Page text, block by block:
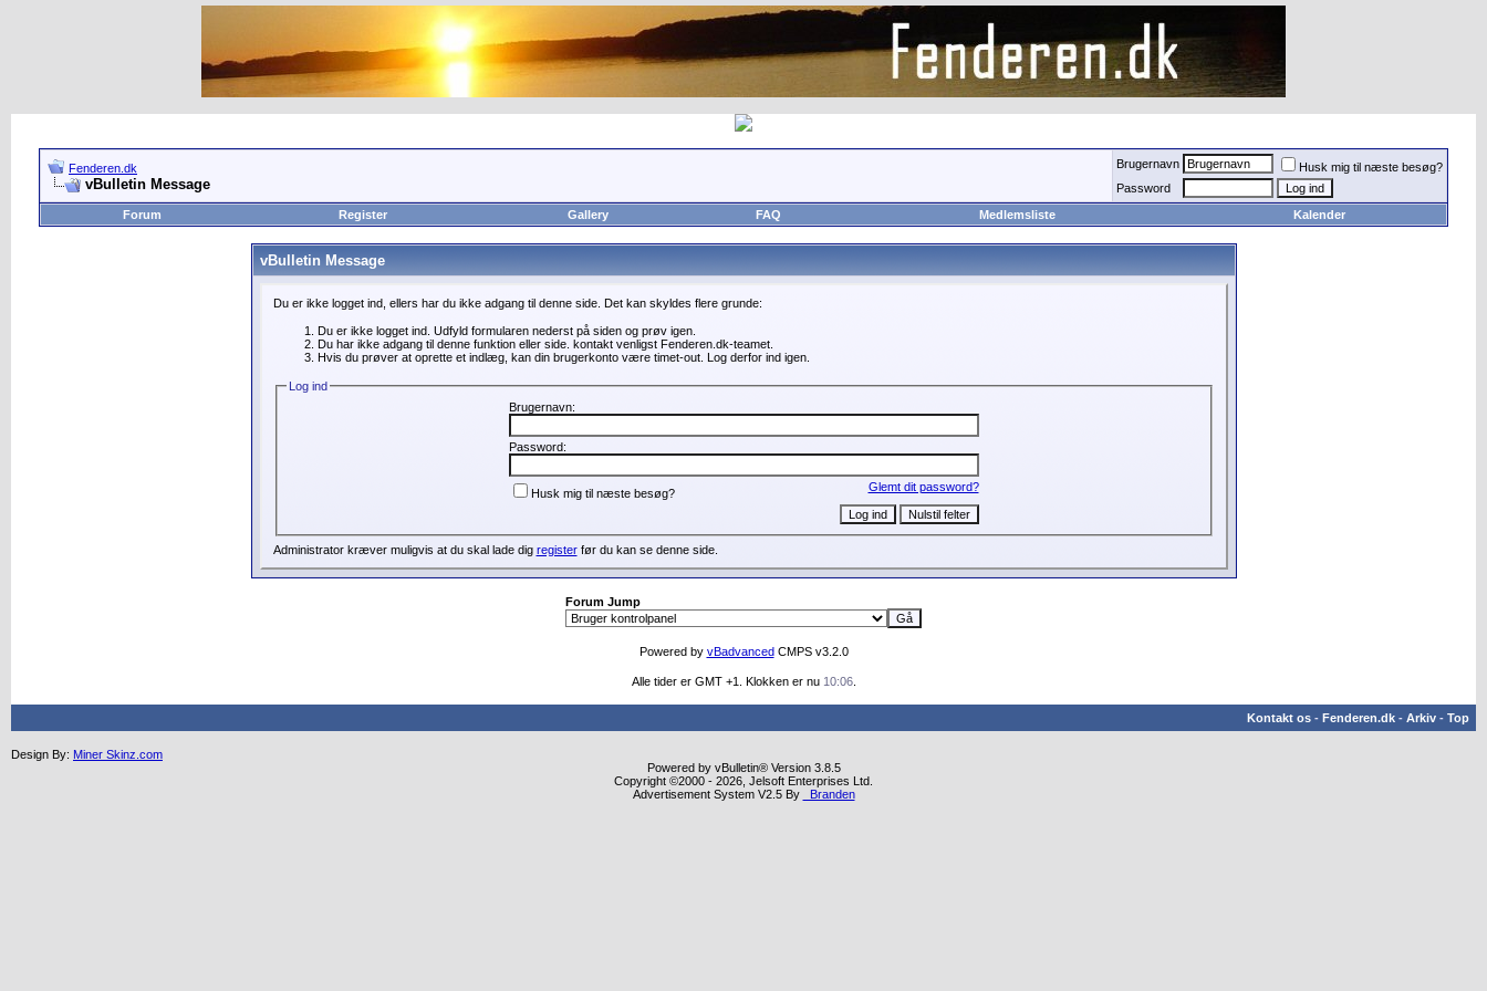
Fenderen.dk
vBulletin Message
Brugernavn
Husk mig til næste besøg?
Password
Forum
Register Gallery FAQ Medlemsliste Kalender
vBulletin Message
Du er ikke logget ind, ellers har du ikke adgang til denne side. Det kan skyldes flere grunde:
Du er ikke logget ind. Udfyld formularen nederst på siden og prøv igen.
Du har ikke adgang til denne funktion eller side. kontakt venligst Fenderen.dk-teamet.
Hvis du prøver at oprette et indlæg, kan din brugerkonto være timet-out. Log derfor ind igen.
Log ind
Brugernavn:
Password:
Glemt dit password?
Husk mig til næste besøg?
Administrator kræver muligvis at du skal lade dig registerfør du kan se denne side.
Forum Jump
Powered by vBadvancedCMPS v3.2.0
Alle tider er GMT +1. Klokken er nu 10:06.
Kontakt os - Fenderen.dk - Arkiv - Top
Design By: Miner Skinz.com
Powered by vBulletin® Version 3.8.5
Copyright ©2000 - 2026, Jelsoft Enterprises Ltd.
Advertisement System V2.5 By
Branden